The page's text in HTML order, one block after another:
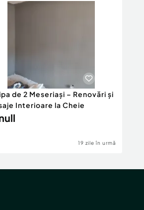
de 2 Meseriași – Renovări și
Interioare la Cheie
19 zile în urmă